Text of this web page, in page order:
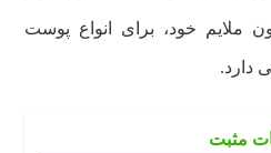
ملایم خود، برای انواع پوست
دارد.
مثبت